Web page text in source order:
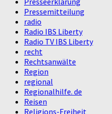
Pressemitteilung
radio
Radio IBS Liberty
Radio TV IBS Liberty
recht
Rechtsanwälte
Region
regional
Regionalhilfe. de
Reisen
Religions-Freiheit